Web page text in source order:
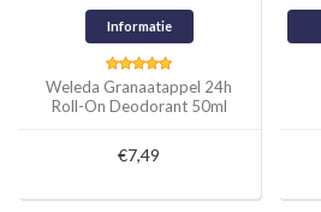
Informatie
Weleda Granaatappel 24h
Roll-On Deodorant 50ml
€7,49